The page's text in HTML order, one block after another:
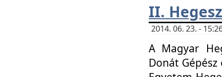
II.
2014. 06. 23. -
A Magyar
Donát